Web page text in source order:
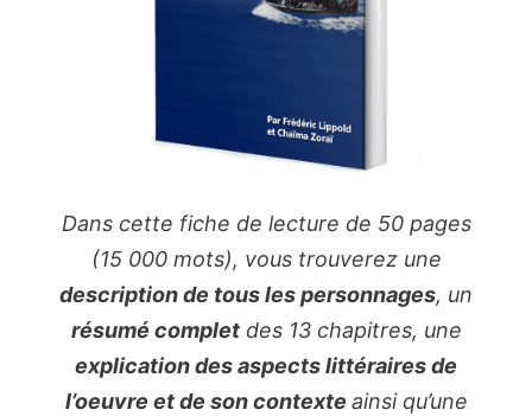
Dans cette fiche de lecture de 50 pages
(15 000 mots), vous trouverez une
description de tous les personnages, un
résumé completdes 13 chapitres, une
explication des aspects littéraires de
l’oeuvre et de son contexte ainsi qu’une